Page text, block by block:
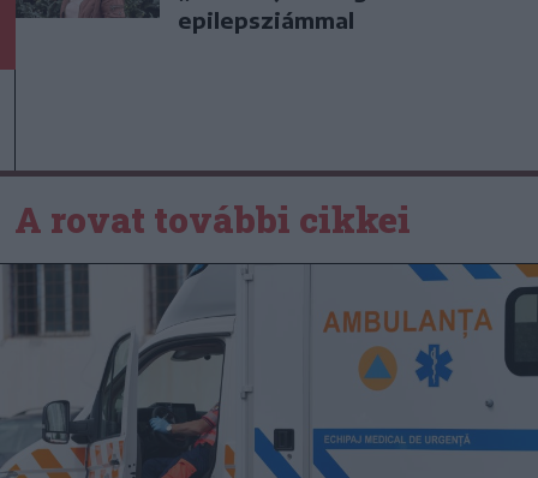
epilepsziámmal
A rovat további cikkei